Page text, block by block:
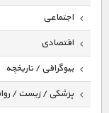
اجتماعی
اقتصادی
بیوگرافی / تاریخچه
پزشکی / زیست /